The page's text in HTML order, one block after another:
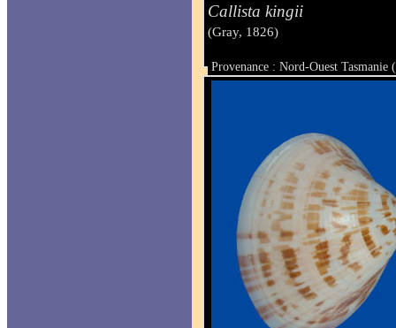
Callista kingii
(Gray, 1826)
Provenance : Nord-Ouest Tasmanie
Taille : 41 x 49.5 mm